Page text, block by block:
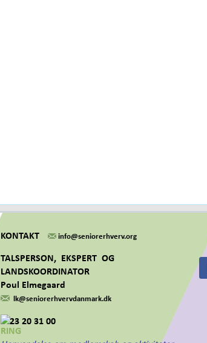
KONTAKT info@seniorerhverv.org
TALSPERSON, EKSPERT OG
LANDSKOORDINATOR
Poul Elmegaard
lk@seniorerhvervdanmark.dk
23 20 31 00